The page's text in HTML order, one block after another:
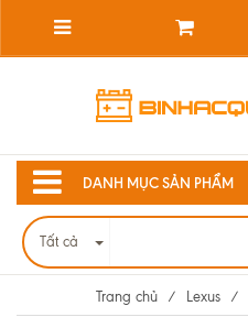
DANH MỤC SẢN PHẨM
Tất cả
Trang chủ / Lexus /